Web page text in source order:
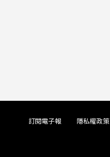
訂閱電子報 隱私權政策